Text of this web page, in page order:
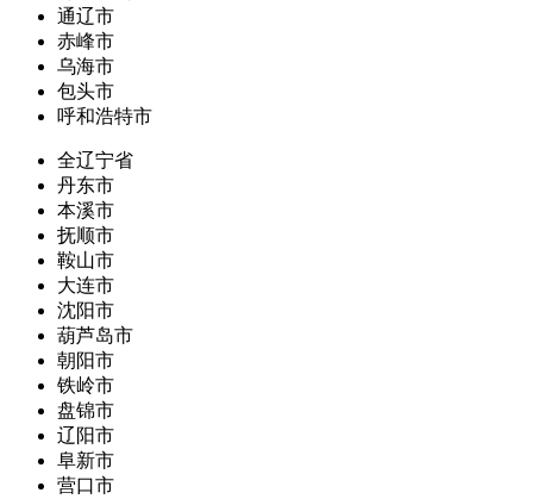
通辽市
赤峰市
乌海市
包头市
呼和浩特市
全辽宁省
丹东市
本溪市
抚顺市
鞍山市
大连市
沈阳市
葫芦岛市
朝阳市
铁岭市
盘锦市
辽阳市
阜新市
营口市